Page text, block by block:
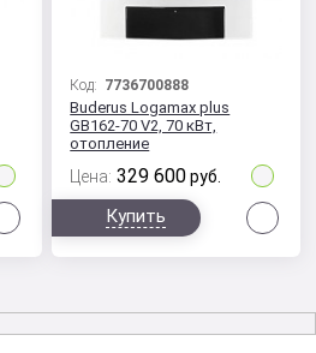
Код: 7736700888
Buderus Logamax plus
GB162-70 V2, 70 кВт,
отопление
Цена: 329 600 руб.
Купить